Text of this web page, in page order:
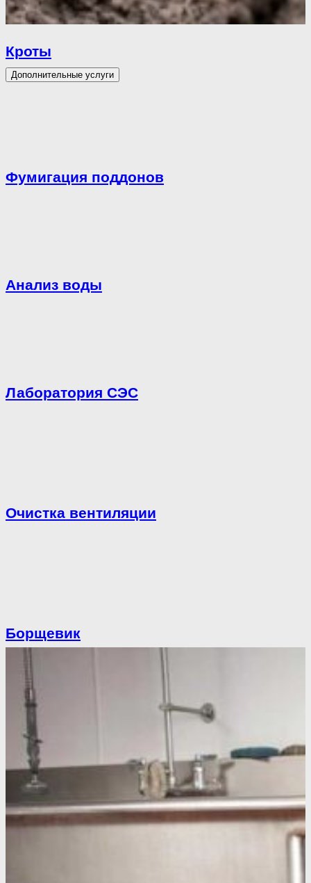
Кроты
Дополнительные услуги
Фумигация поддонов
Анализ воды
Лаборатория СЭС
Очистка вентиляции
Борщевик